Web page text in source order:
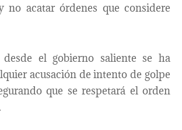
no acatar órdenes que considere
el gobierno saliente se ha
acusación de intento de golpe
que se respetará el orden